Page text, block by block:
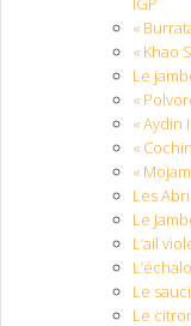
«
« Khao
Le
«
« Aydin
«
«
Les
Le
L’ail
Le
Le